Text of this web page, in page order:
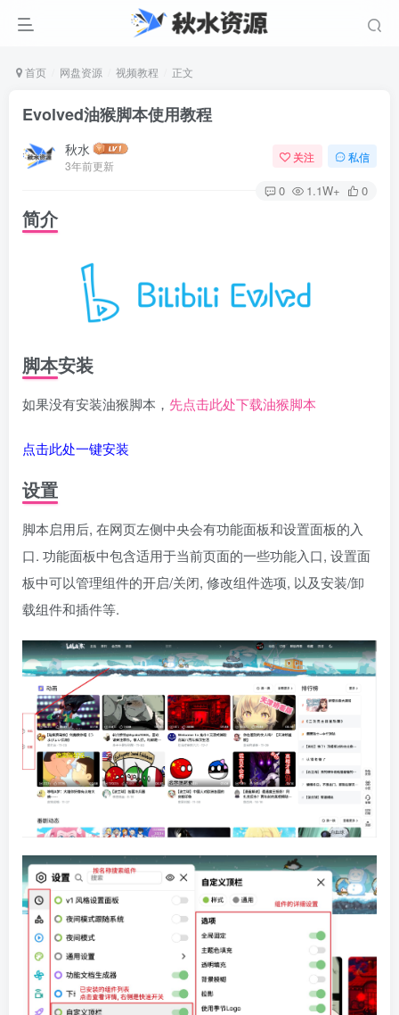
首页 网盘资源 视频教程 正文
Evolved油猴脚本使用教程
秋水
3年前更新
关注 私信
0 1.1W+ 0
简介
脚本安装
如果没有安装油猴脚本， 先点击此处下载油猴脚本
点击此处一键安装
设置
脚本启用后, 在网页左侧中央会有功能面板和设置面板的入
口. 功能面板中包含适用于当前页面的一些功能入口, 设置面
板中可以管理组件的开启/关闭, 修改组件选项, 以及安装/卸
载组件和插件等.